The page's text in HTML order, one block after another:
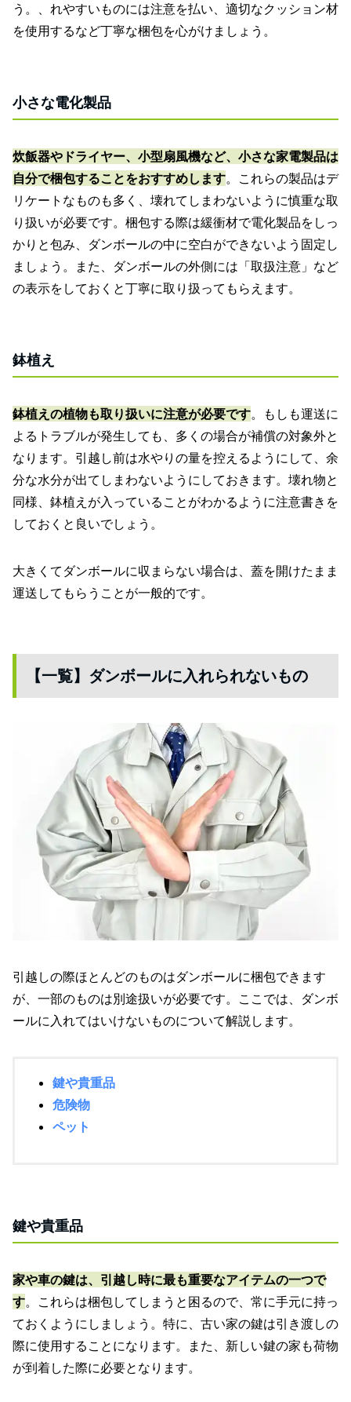
う。、れやすいものには注意を払い、適切なクッション材
を使用するなど丁寧な梱包を心がけましょう。
小さな電化製品
炊飯器やドライヤー、小型扇風機など、小さな家電製品は
自分で梱包することをおすすめします。これらの製品はデ
リケートなものも多く、壊れてしまわないように慎重な取
り扱いが必要です。梱包する際は緩衝材で電化製品をしっ
かりと包み、ダンボールの中に空白ができないよう固定し
ましょう。また、ダンボールの外側には「取扱注意」など
の表示をしておくと丁寧に取り扱ってもらえます。
鉢植え
鉢植えの植物も取り扱いに注意が必要です。もしも運送に
よるトラブルが発生しても、多くの場合が補償の対象外と
なります。引越し前は水やりの量を控えるようにして、余
分な水分が出てしまわないようにしておきます。壊れ物と
同様、鉢植えが入っていることがわかるように注意書きを
しておくと良いでしょう。
大きくてダンボールに収まらない場合は、蓋を開けたまま
運送してもらうことが一般的です。
【一覧】ダンボールに入れられないもの
引越しの際ほとんどのものはダンボールに梱包できます
が、一部のものは別途扱いが必要です。ここでは、ダンボ
ールに入れてはいけないものについて解説します。
鍵や貴重品
危険物
ペット
鍵や貴重品
家や車の鍵は、引越し時に最も重要なアイテムの一つで
す。これらは梱包してしまうと困るので、常に手元に持っ
ておくようにしましょう。特に、古い家の鍵は引き渡しの
際に使用することになります。また、新しい鍵の家も荷物
が到着した際に必要となります。